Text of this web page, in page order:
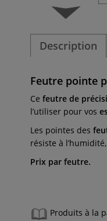
Description
Feutre pointe
Ce feutre de
l’utiliser pour vos
Les pointes des
résiste à
Prix par feutre.
Produits à la